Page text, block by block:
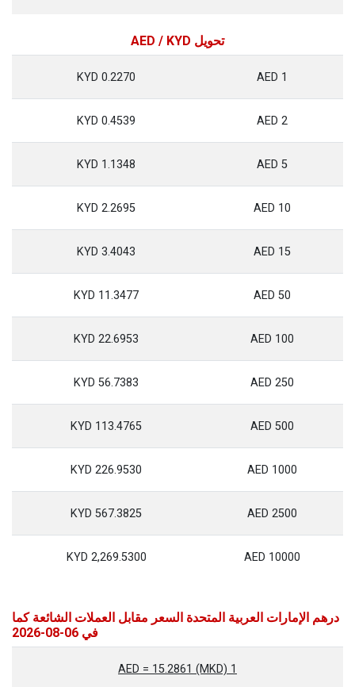
تحويل AED / KYD
1 AED
0.2270 KYD
2 AED
0.4539 KYD
5 AED
1.1348 KYD
10 AED
2.2695 KYD
15 AED
3.4043 KYD
50 AED
11.3477 KYD
100 AED
22.6953 KYD
250 AED
56.7383 KYD
500 AED
113.4765 KYD
1000 AED
226.9530 KYD
2500 AED
567.3825 KYD
10000 AED
2,269.5300 KYD
درهم الإمارات العربية المتحدة السعر مقابل العملات الشائعة كما
في 06-08-2026
1 AED = 15.2861 (MKD)